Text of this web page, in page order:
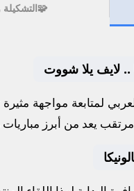
🧩
.. لايف يلا شووت
لمتابعة مواجهة
يعد من أبرز